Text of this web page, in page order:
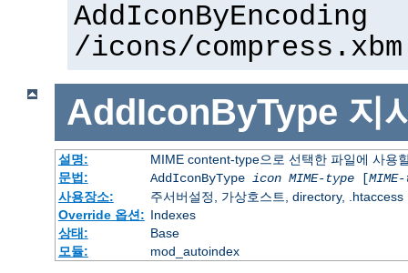
AddIconByEncoding
/icons/
AddIconByType 지
설명:
MIME content-type으로 선택한 파일에 사용
문법:
AddIconByType icon MIME-type[
사용장소:
주서버설정, 가상호스트, directory, .htaccess
Override 옵션: Indexes
상태:
Base
모듈:
mod_autoindex